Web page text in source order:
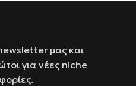
μας και
για νέες niche